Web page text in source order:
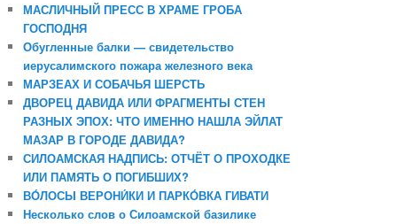
МАСЛИЧНЫЙ ПРЕСС В ХРАМЕ ГРОБА
ГОСПОДНЯ
Обугленные балки — свидетельство
иерусалимского пожара железного века
МАРЗЕАХ И СОБАЧЬЯ ШЕРСТЬ
ДВОРЕЦ ДАВИДА ИЛИ ФРАГМЕНТЫ СТЕН
РАЗНЫХ ЭПОХ: ЧТО ИМЕННО НАШЛА ЭЙЛАТ
МАЗАР В ГОРОДЕ ДАВИДА?
СИЛОАМСКАЯ НАДПИСЬ: ОТЧЁТ О ПРОХОДКЕ
ИЛИ ПАМЯТЬ О ПОГИБШИХ?
ВО́ЛОСЫ ВЕРОНИ́КИ И ПАРКО́ВКА ГИВАТИ
Несколько слов о Силоамской базилике